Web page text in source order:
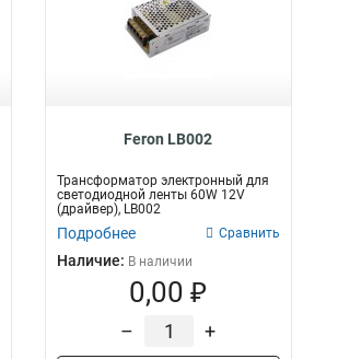
Feron LB002
Трансформатор электронный для
светодиодной ленты 60W 12V
(драйвер), LB002
Подробнее Сравнить
Наличие: В наличии
0,00 ₽
– +